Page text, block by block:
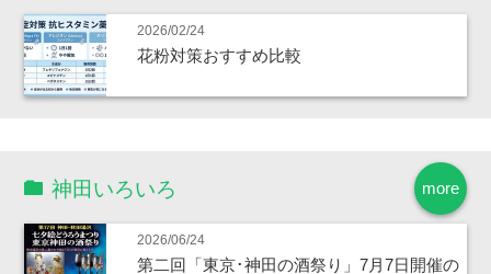
2026/02/24
花粉対策おすすめ比較
more
神田いろいろ
2026/06/24
第二回「東京･神田の酒祭り」7月7日開催の